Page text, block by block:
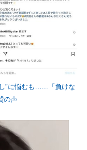
”に悩むも……「負けな
の声